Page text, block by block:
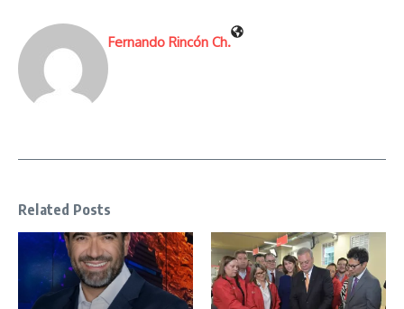
Fernando Rincón Ch.
Related Posts